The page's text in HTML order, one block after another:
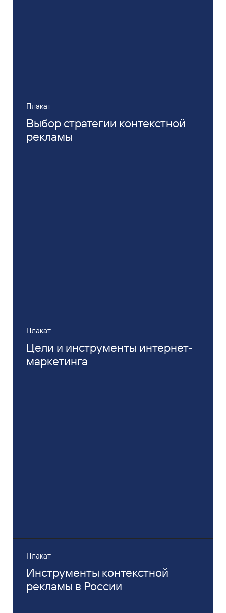
Плакат
Выбор стратегии контекстной
рекламы
Плакат
Цели и инструменты интернет-
маркетинга
Плакат
Инструменты контекстной
рекламы в России